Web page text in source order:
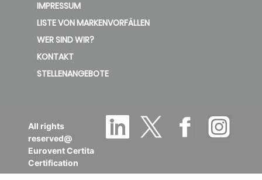
IMPRESSUM
LISTE VON MARKENVORFÄLLEN
WER SIND WIR?
KONTAKT
STELLENANGEBOTE
All rights
reserved@
Eurovent Certita
Certification